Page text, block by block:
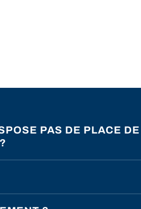
PAS DE PLACE